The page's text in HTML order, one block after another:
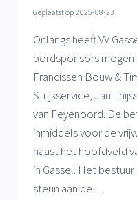
Geplaatst op 2025-08-23
Onlangs heeft VV
bordsponsors
Francissen Bouw &
Strijkservice, Jan
van Feyenoord. De
inmiddels voor de
naast het hoofdveld
in Gassel. Het
steun aan de…